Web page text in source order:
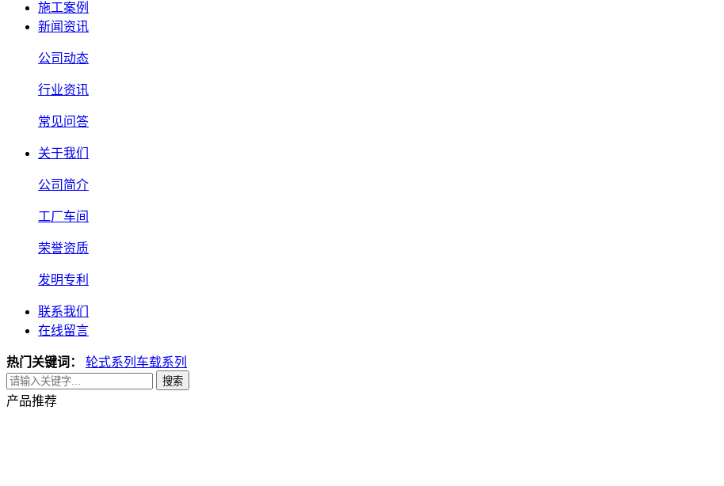
施工案例
新闻资讯
公司动态
行业资讯
常见问答
关于我们
公司简介
工厂车间
荣誉资质
发明专利
联系我们
在线留言
热门关键词： 轮式系列 车载系列
搜索
产品推荐